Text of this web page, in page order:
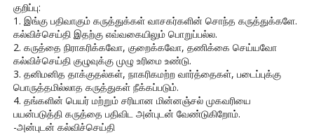
குறிப்பு:
1. இங்கு பதிவாகும் கருத்துக்கள் வாசகர்களின் சொந்த கருத்துக்களே.
கல்விச்செய்தி இதற்கு எவ்வகையிலும் பொறுப்பல்ல.
2. கருத்தை நிராகரிக்கவோ, குறைக்கவோ, தணிக்கை செய்யவோ
கல்விச்செய்தி குழுவுக்கு முழு உரிமை உண்டு.
3. தனிமனித தாக்குதல்கள், நாகரிகமற்ற வார்த்தைகள், படைப்புக்கு
பொருத்தமில்லாத கருத்துகள் நீக்கப்படும்.
4. தங்களின் பெயர் மற்றும் சரியான மின்னஞ்சல் முகவரியை
பயன்படுத்தி கருத்தை பதிவிட அன்புடன் வேண்டுகிறோம்.
-அன்புடன் கல்விச்செய்தி